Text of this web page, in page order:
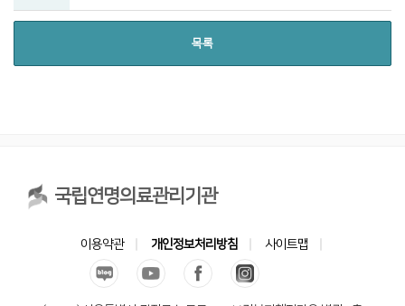
목록
국립연명의료관리기관
이용약관 개인정보처리방침 사이트맵